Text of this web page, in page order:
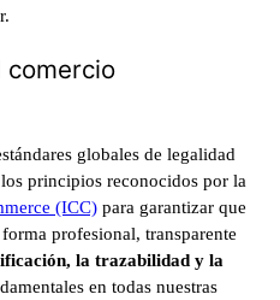
comercio
globales de legalidad
principios reconocidos por la
(ICC) para garantizar que
profesional, transparente
la trazabilidad y la
en todas nuestras